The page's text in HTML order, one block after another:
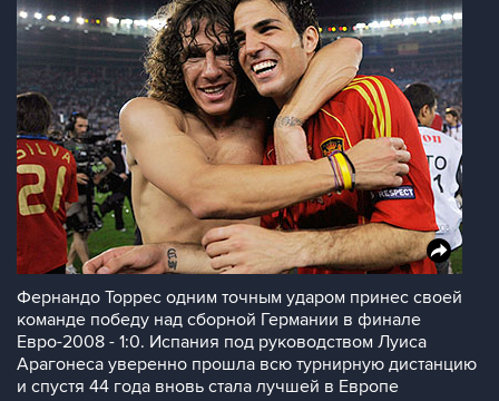
Фернандо Торрес одним точным ударом принес своей
команде победу над сборной Германии в финале
Евро-2008 - 1:0. Испания под руководством Луиса
Арагонеса уверенно прошла всю турнирную дистанцию
и спустя 44 года вновь стала лучшей в Европе